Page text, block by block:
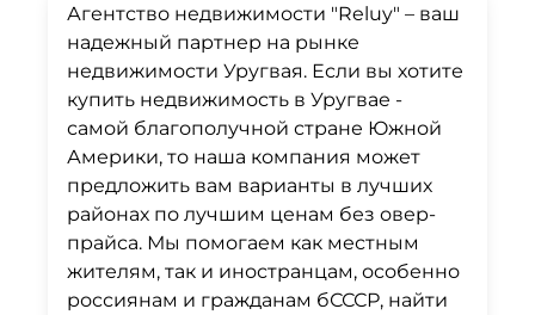
Агентство недвижимости "Reluy" – ваш
надежный партнер на рынке
недвижимости Уругвая. Если вы хотите
купить недвижимость в Уругвае -
самой благополучной стране Южной
Америки, то наша компания может
предложить вам варианты в лучших
районах по лучшим ценам без овер-
прайса. Мы помогаем как местным
жителям, так и иностранцам, особенно
россиянам и гражданам бСССР, найти